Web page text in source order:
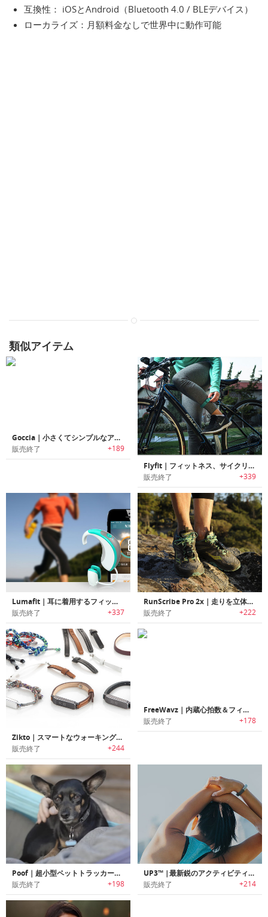
互換性： iOSとAndroid（Bluetooth 4.0 / BLEデバイス）
ローカライズ：月額料金なしで世界中に動作可能
類似アイテム
Goccia｜小さくてシンプルなアクティビティトラッカー
販売終了
+189
Flyfit｜フィットネス、サイクリング＆スイミングのための足首トラッカー
販売終了 +339
Lumafit｜耳に着用するフィットネストラッカー
販売終了 +337
RunScribe Pro 2x｜走りを立体的に解析するアスリート向けウェアラブル
販売終了 +222
Zikto｜スマートなウォーキング矯正リストバンド
販売終了 +244
FreeWavz｜内蔵心拍数＆フィットネスモニタリング スマートイヤホン フリーウェイブズ
販売終了 +178
Poof｜超小型ペットトラッカー「プーフ」
販売終了 +198
UP3™ |最新鋭のアクティビティトラッカー（活動量計）
販売終了 +214